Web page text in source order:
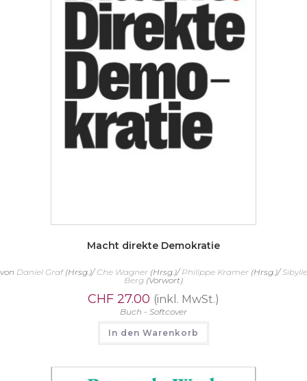
Macht direkte Demokratie
von Daniel Graf(Hrsg.)/Che Wagner(Hrsg.)/Philippe Kramer(Hrsg.)/Sibylle
Berg (Vorwort)
CHF 27.00 (inkl. MwSt.)
Buch - Softcover
In den Warenkorb